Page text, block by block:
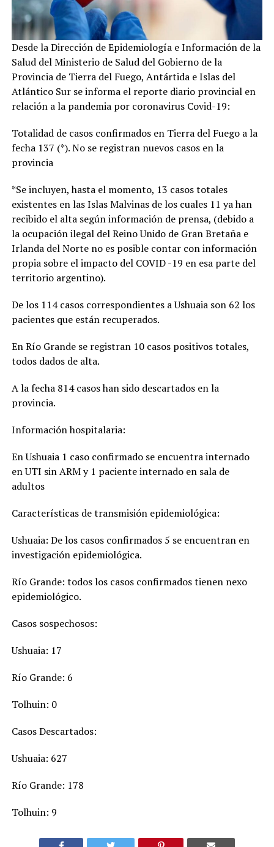
Desde la Dirección de Epidemiología e Información de la
Salud del Ministerio de Salud del Gobierno de la
Provincia de Tierra del Fuego, Antártida e Islas del
Atlántico Sur se informa el reporte diario provincial en
relación a la pandemia por coronavirus Covid-19:
Totalidad de casos confirmados en Tierra del Fuego a la
fecha 137 (*). No se registran nuevos casos en la
provincia
*Se incluyen, hasta el momento, 13 casos totales
existentes en las Islas Malvinas de los cuales 11 ya han
recibido el alta según información de prensa, (debido a
la ocupación ilegal del Reino Unido de Gran Bretaña e
Irlanda del Norte no es posible contar con información
propia sobre el impacto del COVID -19 en esa parte del
territorio argentino).
De los 114 casos correspondientes a Ushuaia son 62 los
pacientes que están recuperados.
En Río Grande se registran 10 casos positivos totales,
todos dados de alta.
A la fecha 814 casos han sido descartados en la
provincia.
Información hospitalaria:
En Ushuaia 1 caso confirmado se encuentra internado
en UTI sin ARM y 1 paciente internado en sala de
adultos
Características de transmisión epidemiológica:
Ushuaia: De los casos confirmados 5 se encuentran en
investigación epidemiológica.
Río Grande: todos los casos confirmados tienen nexo
epidemiológico.
Casos sospechosos:
Ushuaia: 17
Río Grande: 6
Tolhuin: 0
Casos Descartados:
Ushuaia: 627
Río Grande: 178
Tolhuin: 9